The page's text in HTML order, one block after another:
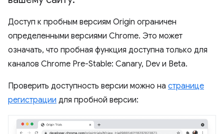
Доступ к пробным версиям Origin ограничен
определенными версиями Chrome. Это может
означать, что пробная функция доступна только для
каналов Chrome Pre-Stable: Canary, Dev и Beta.
Проверить доступность версии можно на странице
регистрации для пробной версии: